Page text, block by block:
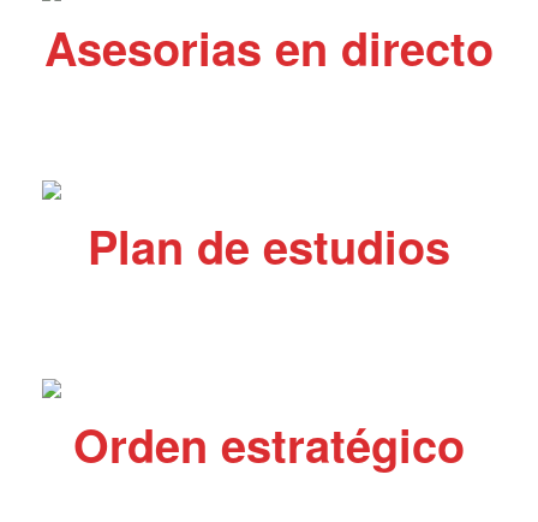
Asesorias en directo
Plan de estudios
Orden estratégico